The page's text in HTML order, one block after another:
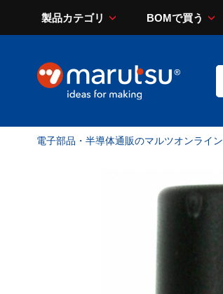
製品カテゴリ BOMで買う
電子部品・半導体通販のマルツオンライン